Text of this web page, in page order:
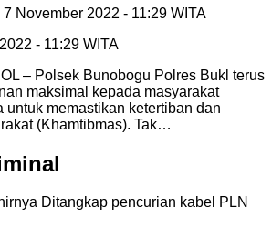
7 November 2022 - 11:29 WITA
- 11:29 WITA
– Polsek Bunobogu Polres Bukl terus
maksimal kepada masyarakat
memastikan ketertiban dan
(Khamtibmas). Tak…